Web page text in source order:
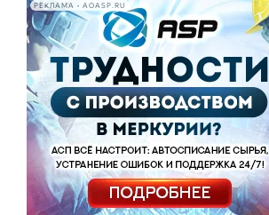
РЕКЛАМА • AOASP.RU